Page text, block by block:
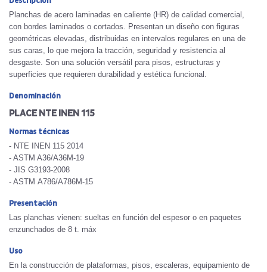
Planchas de acero laminadas en caliente (HR) de calidad comercial,
con bordes laminados o cortados. Presentan un diseño con figuras
geométricas elevadas, distribuidas en intervalos regulares en una de
sus caras, lo que mejora la tracción, seguridad y resistencia al
desgaste. Son una solución versátil para pisos, estructuras y
superficies que requieren durabilidad y estética funcional.
Denominación
PLACE NTE INEN 115
Normas técnicas
- NTE INEN 115 2014
- ASTM A36/A36M-19
- JIS G3193-2008
- ASTM A786/A786M-15
Presentación
Las planchas vienen: sueltas en función del espesor o en paquetes
enzunchados de 8 t. máx
Uso
En la construcción de plataformas, pisos, escaleras, equipamiento de